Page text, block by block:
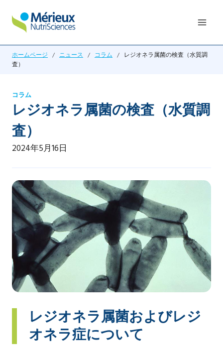
ス
ホームページ / ニュース / コラム / レジオネラ属菌の検査（水質調
査）
コラム
レジオネラ属菌の検査（水質調
査）
2024年5月16日
レジオネラ属菌およびレジ
オネラ症について